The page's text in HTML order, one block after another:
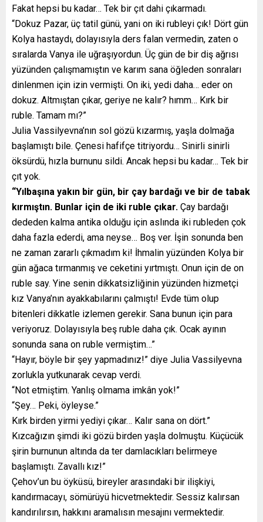
Fakat hepsi bu kadar… Tek bir çıt dahi çıkarmadı.
“Dokuz Pazar, üç tatil günü, yani on iki rubleyi çık! Dört gün
Kolya hastaydı, dolayısıyla ders falan vermedin, zaten o
sıralarda Vanya ile uğraşıyordun. Üç gün de bir diş ağrısı
yüzünden çalışmamıştın ve karım sana öğleden sonraları
dinlenmen için izin vermişti. On iki, yedi daha… eder on
dokuz. Altmıştan çıkar, geriye ne kalır? hımm… Kırk bir
ruble. Tamam mı?”
Julia Vassilyevna’nın sol gözü kızarmış, yaşla dolmağa
başlamıştı bile. Çenesi hafifçe titriyordu… Sinirli sinirli
öksürdü, hızla burnunu sildi. Ancak hepsi bu kadar… Tek bir
çıt yok.
“Yılbaşına yakın bir gün, bir çay bardağı ve bir de tabak
kırmıştın. Bunlar için de iki ruble çıkar. Çay bardağı
dededen kalma antika olduğu için aslında iki rubleden çok
daha fazla ederdi, ama neyse… Boş ver. İşin sonunda ben
ne zaman zararlı çıkmadım ki! İhmalin yüzünden Kolya bir
gün ağaca tırmanmış ve ceketini yırtmıştı. Onun için de on
ruble say. Yine senin dikkatsizliğinin yüzünden hizmetçi
kız Vanya’nın ayakkabılarını çalmıştı! Evde tüm olup
bitenleri dikkatle izlemen gerekir. Sana bunun için para
veriyoruz. Dolayısıyla beş ruble daha çık. Ocak ayının
sonunda sana on ruble vermiştim…”
“Hayır, böyle bir şey yapmadınız!” diye Julia Vassilyevna
zorlukla yutkunarak cevap verdi.
“Not etmiştim. Yanlış olmama imkân yok!”
“Şey… Peki, öyleyse.”
Kırk birden yirmi yediyi çıkar… Kalır sana on dört.”
Kızcağızın şimdi iki gözü birden yaşla dolmuştu. Küçücük
şirin burnunun altında da ter damlacıkları belirmeye
başlamıştı. Zavallı kız!”
Çehov’un bu öyküsü, bireyler arasındaki bir ilişkiyi,
kandırmacayı, sömürüyü hicvetmektedir. Sessiz kalırsan
kandırılırsın, hakkını aramalısın mesajını vermektedir.